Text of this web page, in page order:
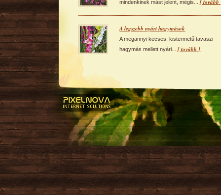
mindenkinek mást jelent, mégis...[ tovább
A legszebb nyári hagymások
A megannyi kecses, kistermetű tavaszi
hagymás mellett nyári...[ tovább ]